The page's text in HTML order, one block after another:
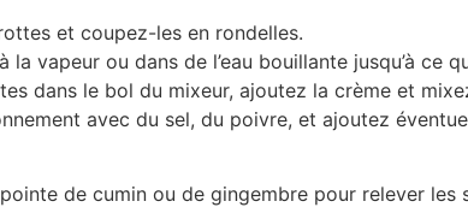
et coupez-les en rondelles.
la vapeur ou dans de l’eau bouillante jusqu’à ce
dans le bol du mixeur, ajoutez la crème et
avec du sel, du poivre, et ajoutez
de cumin ou de gingembre pour relever les